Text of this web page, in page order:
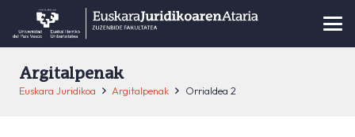
Argitalpenak
Euskara Juridikoa Argitalpenak Orrialdea 2